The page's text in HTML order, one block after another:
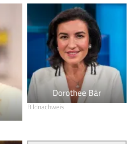
Dorothee Bär
Bildnachweis